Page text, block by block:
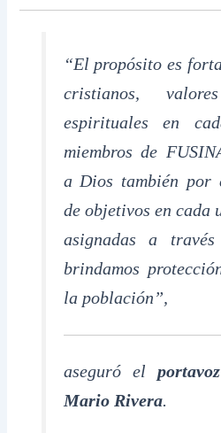
“El propósito es
cristianos,
espirituales en
miembros de
a Dios también por
de objetivos en cada
asignadas a
brindamos
la población”,
aseguró el
Mario Rivera.